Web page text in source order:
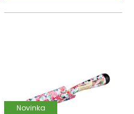
Novinka